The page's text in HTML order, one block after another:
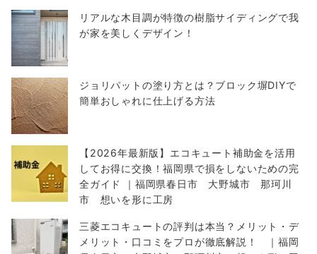
リアルな木目調が特徴の樹脂サイディングで我
が家を美しくデザイン！
ジョリパットの塗り方とは？ブロック塀DIYで
簡単おしゃれに仕上げる方法
【2026年最新版】エコキュート補助金を活用
してお得に交換！福岡県で損をしないための完
全ガイド ｜福岡県春日市 大野城市 那珂川
市 想いを形に工房
三菱エコキュートの評判は本当？メリット・デ
メリット・口コミをプロが徹底解説！ ｜福岡